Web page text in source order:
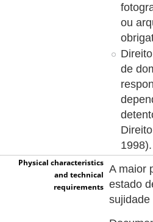
ou
de
1998).
Physical characteristics
and technical
requirements
A maior
estado